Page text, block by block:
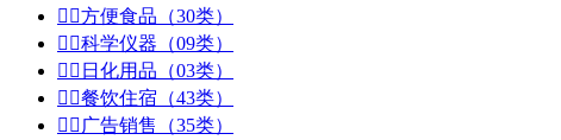
 方便食品（30类）
 科学仪器（09类）
  日化用品（03类）
 餐饮住宿（43类）
  广告销售（35类）